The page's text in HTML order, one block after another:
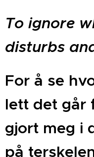
To ignore
disturbs
For å se
lett det går
gjort meg i
på